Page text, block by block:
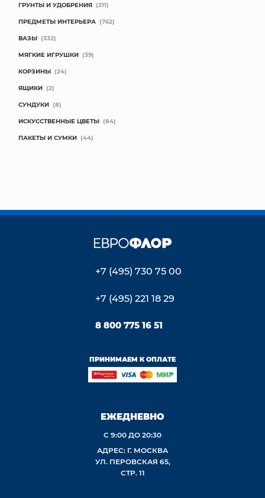
ГРУНТЫ И УДОБРЕНИЯ (211)
ПРЕДМЕТЫ ИНТЕРЬЕРА (762)
ВАЗЫ (332)
МЯГКИЕ ИГРУШКИ (39)
КОРЗИНЫ (24)
ЯЩИКИ (2)
СУНДУКИ (8)
ИСКУССТВЕННЫЕ ЦВЕТЫ (84)
ПАКЕТЫ И СУМКИ (44)
+7 (495) 730 75 00
+7 (495) 221 18 29
8 800 775 16 51
ПРИНИМАЕМ К ОПЛАТЕ
ЕЖЕДНЕВНО
С 9:00 ДО 20:30
АДРЕС: Г. МОСКВА
УЛ. ПЕРОВСКАЯ 65,
СТР. 11